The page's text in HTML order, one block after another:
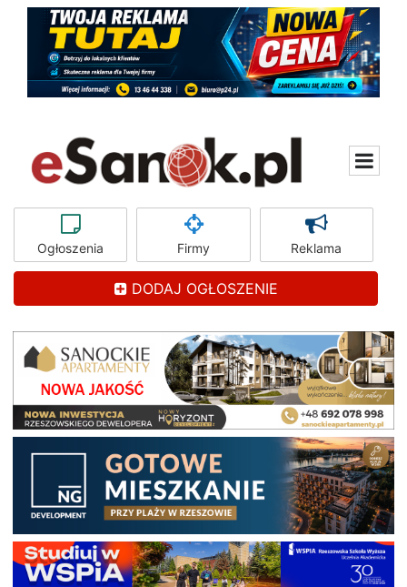
Ogłoszenia Firmy Reklama
DODAJ OGŁOSZENIE